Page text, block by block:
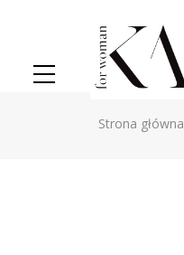
Strona główna